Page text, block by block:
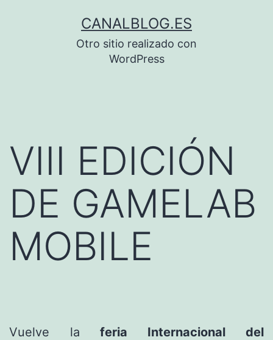
CANALBLOG.ES
Otro sitio realizado con
WordPress
VIII EDICIÓN
DE GAMELAB
MOBILE
Vuelve la feria Internacional del